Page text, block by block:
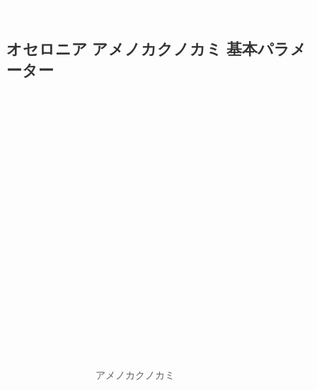
オセロニア アメノカクノカミ 基本パラメ
ーター
アメノカクノカミ